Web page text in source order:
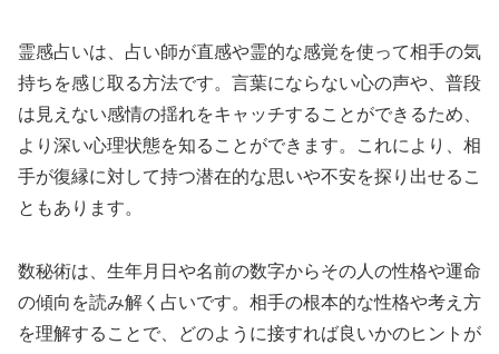
霊感占いは、占い師が直感や霊的な感覚を使って相手の気
持ちを感じ取る方法です。言葉にならない心の声や、普段
は見えない感情の揺れをキャッチすることができるため、
より深い心理状態を知ることができます。これにより、相
手が復縁に対して持つ潜在的な思いや不安を探り出せるこ
ともあります。
数秘術は、生年月日や名前の数字からその人の性格や運命
の傾向を読み解く占いです。相手の根本的な性格や考え方
を理解することで、どのように接すれば良いかのヒントが